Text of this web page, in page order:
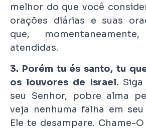
melhor do que você
orações diárias e suas
que,
atendidas.
3. Porém tu és santo, tu
os louvores de Israel.
seu Senhor, pobre alma
veja nenhuma falha em
Ele te desampare. Chame-